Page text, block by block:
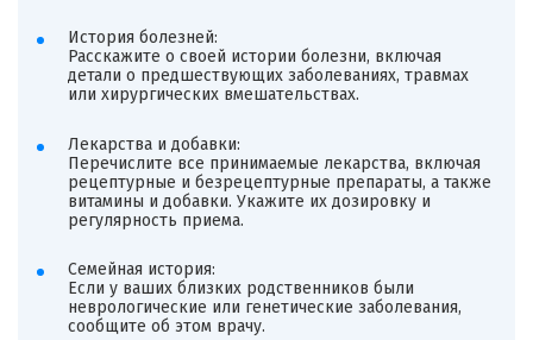
История болезней:
Расскажите о своей истории болезни, включая
детали о предшествующих заболеваниях, травмах
или хирургических вмешательствах.
Лекарства и добавки:
Перечислите все принимаемые лекарства, включая
рецептурные и безрецептурные препараты, а также
витамины и добавки. Укажите их дозировку и
регулярность приема.
Семейная история:
Если у ваших близких родственников были
неврологические или генетические заболевания,
сообщите об этом врачу.